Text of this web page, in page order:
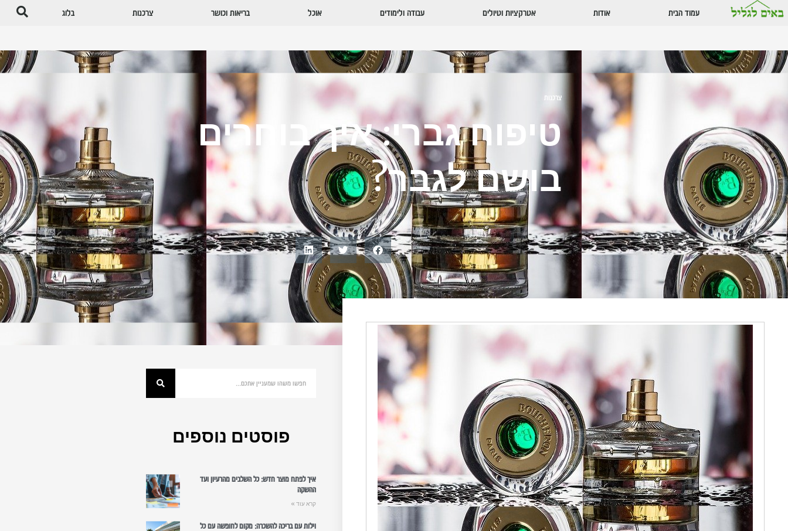
עמוד הבית אודות אטרקציות וטיולים עבודה ולימודים אוכל בריאות וכושר צרכנות בלוג
צרכנות
טיפוח גברי: איך בוחרים
בושם לגבר?
פוסטים נוספים
איך לפתח מוצר חדש: כל השלבים מהרעיון ועד
ההשקה
קרא עוד »
וילות עם בריכה להשכרה: מקום לחופשה עם כל